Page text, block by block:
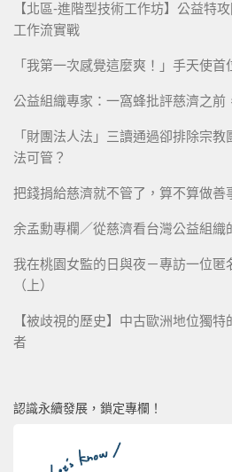
【北區-進階型技術工作坊】公益特
工作流實戰
「我第一次感覺這麼爽！」手天使
公益組織專家：一窩蜂批評慈濟之前
「財團法人法」三讀通過卻排除宗
法可管？
把錢捐給慈濟就不管了，算不算做善
余孟勳專欄／從慈濟看台灣公益組織
我在桃園女監的日與夜－專訪一位匿
（上）
【被歧視的歷史】中古歐洲地位獨
者
認識永續發展，鎖定專欄！